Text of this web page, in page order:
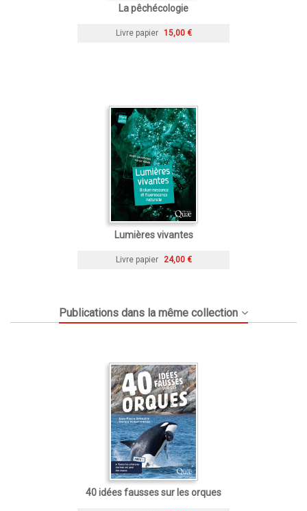
La pêchécologie
Livre papier 15,00 €
Lumières vivantes
Livre papier 24,00 €
Publications dans la même collection
40 idées fausses sur les orques